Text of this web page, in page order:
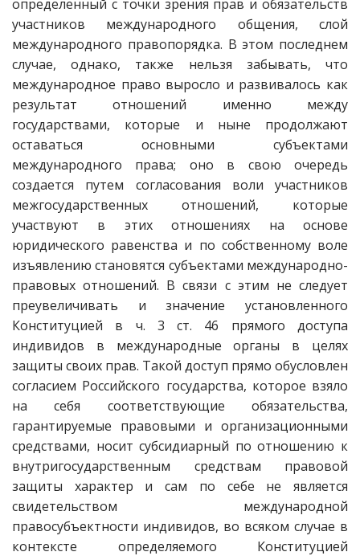
определенный с точки зрения прав и обязательств
участников международного общения, слой
международного правопорядка. В этом последнем
случае, однако, также нельзя забывать, что
международное право выросло и развивалось как
результат отношений именно между
государствами, которые и ныне продолжают
оставаться основными субъектами
международного права; оно в свою очередь
создается путем согласования воли участников
межгосударственных отношений, которые
участвуют в этих отношениях на основе
юридического равенства и по собственному воле
изъявлению становятся субъектами международно-
правовых отношений. В связи с этим не следует
преувеличивать и значение установленного
Конституцией в ч. 3 ст. 46 прямого доступа
индивидов в международные органы в целях
защиты своих прав. Такой доступ прямо обусловлен
согласием Российского государства, которое взяло
на себя соответствующие обязательства,
гарантируемые правовыми и организационными
средствами, носит субсидиарный по отношению к
внутригосударственным средствам правовой
защиты характер и сам по себе не является
свидетельством международной
правосубъектности индивидов, во всяком случае в
контексте определяемого Конституцией